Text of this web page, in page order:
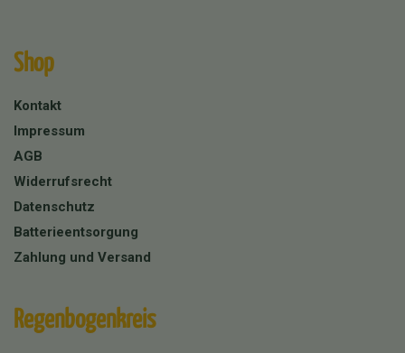
Shop
Kontakt
Impressum
AGB
Widerrufsrecht
Datenschutz
Batterieentsorgung
Zahlung und Versand
Regenbogenkreis